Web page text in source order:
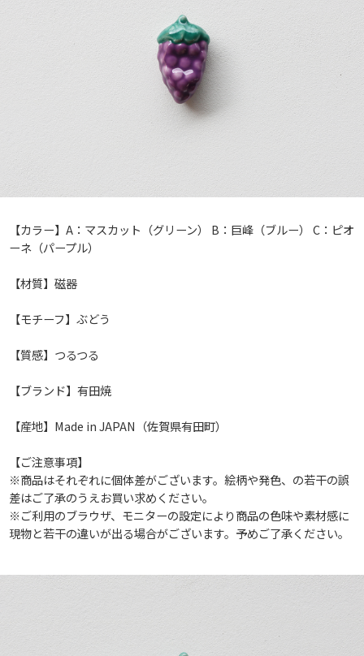
【カラー】A：マスカット（グリーン） B：巨峰（ブルー） C：ピオ
ーネ（パープル）
【材質】磁器
【モチーフ】ぶどう
【質感】つるつる
【ブランド】有田焼
【産地】Made in JAPAN（佐賀県有田町）
【ご注意事項】
※商品はそれぞれに個体差がございます。絵柄や発色、の若干の誤
差はご了承のうえお買い求めください。
※ご利用のブラウザ、モニターの設定により商品の色味や素材感に
現物と若干の違いが出る場合がございます。予めご了承ください。